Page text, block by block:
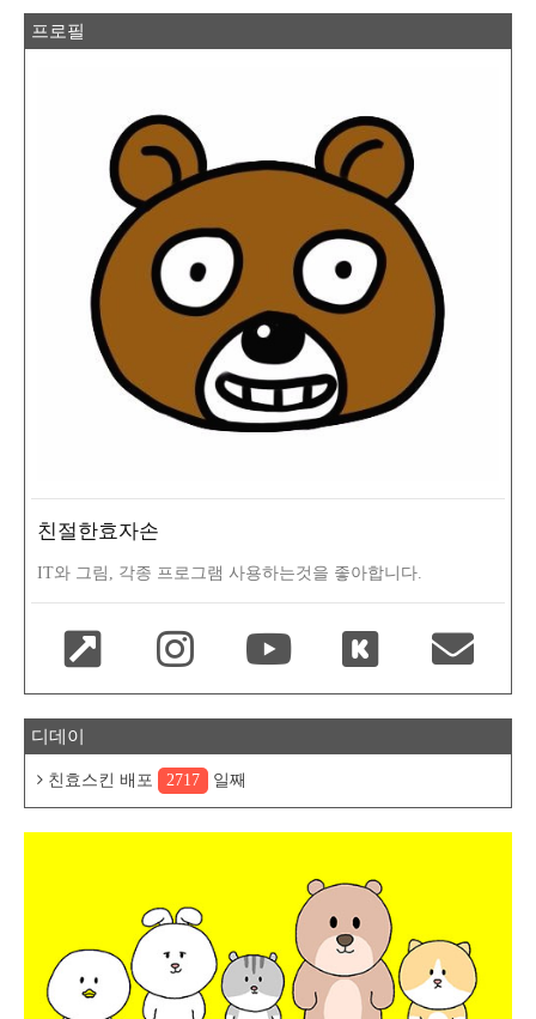
프로필
친절한효자손
IT와 그림, 각종 프로그램 사용하는것을 좋아합니다.
디데이
친효스킨 배포 2717 일째